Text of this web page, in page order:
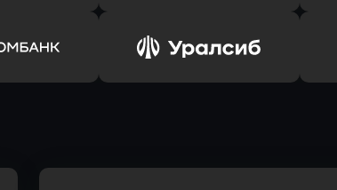
заявку
Оправить заявку
в Почта Банк